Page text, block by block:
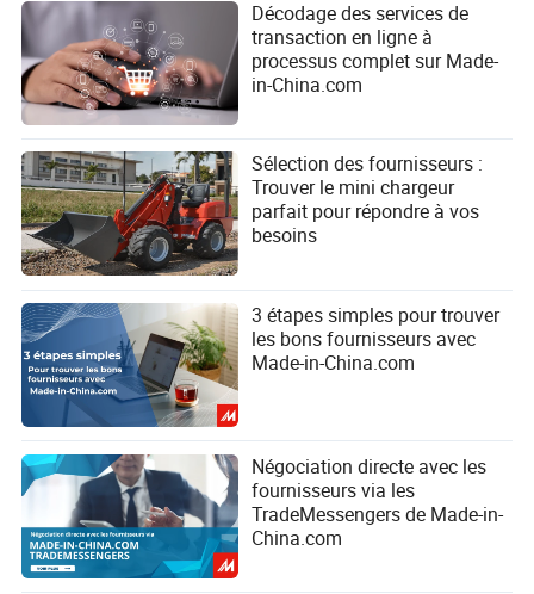
Décodage des services de
transaction en ligne à
processus complet sur Made-
in-China.com
Sélection des fournisseurs :
Trouver le mini chargeur
parfait pour répondre à vos
besoins
3 étapes simples pour trouver
les bons fournisseurs avec
Made-in-China.com
Négociation directe avec les
fournisseurs via les
TradeMessengers de Made-in-
China.com